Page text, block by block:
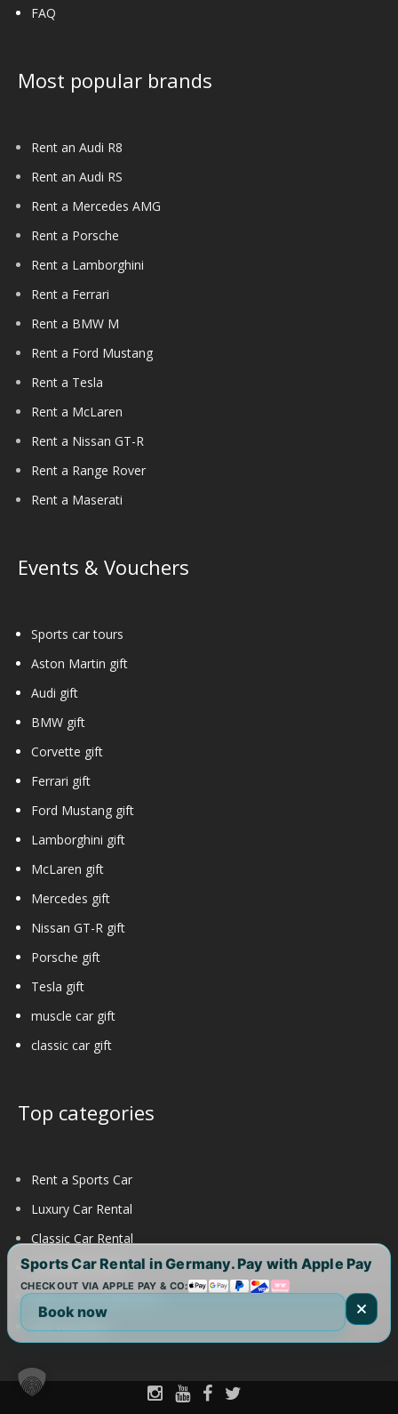
FAQ
Most popular brands
Rent an Audi R8
Rent an Audi RS
Rent a Mercedes AMG
Rent a Porsche
Rent a Lamborghini
Rent a Ferrari
Rent a BMW M
Rent a Ford Mustang
Rent a Tesla
Rent a McLaren
Rent a Nissan GT-R
Rent a Range Rover
Rent a Maserati
Events & Vouchers
Sports car tours
Aston Martin gift
Audi gift
BMW gift
Corvette gift
Ferrari gift
Ford Mustang gift
Lamborghini gift
McLaren gift
Mercedes gift
Nissan GT-R gift
Porsche gift
Tesla gift
muscle car gift
classic car gift
Top categories
Rent a Sports Car
Luxury Car Rental
Classic Car Rental
Autobahn Rental
Race Track Experience
Gift Vouchers
Sports Car Rental in Germany. Pay with Apple Pay
CHECKOUT VIA APPLE PAY & CO:
Book now